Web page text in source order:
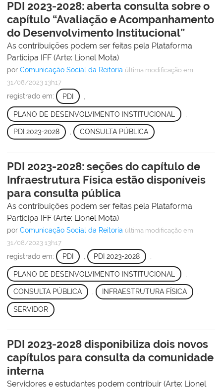
PDI 2023-2028: aberta consulta sobre o
capítulo “Avaliação e Acompanhamento
do Desenvolvimento Institucional”
As contribuições podem ser feitas pela Plataforma
Participa IFF (Arte: Lionel Mota)
por Comunicação Social da Reitoria última modificação em
31/08/2023 13h17
registrado em: PDI
PLANO DE DESENVOLVIMENTO INSTITUCIONAL
PDI 2023-2028 , CONSULTA PÚBLICA
PDI 2023-2028: seções do capítulo de
Infraestrutura Física estão disponíveis
para consulta pública
As contribuições podem ser feitas pela Plataforma
Participa IFF (Arte: Lionel Mota)
por Comunicação Social da Reitoria última modificação em
31/08/2023 13h17
registrado em: PDI PDI 2023-2028
PLANO DE DESENVOLVIMENTO INSTITUCIONAL
CONSULTA PÚBLICA , INFRAESTRUTURA FÍSICA ,
SERVIDOR
PDI 2023-2028 disponibiliza dois novos
capítulos para consulta da comunidade
interna
Servidores e estudantes podem contribuir (Arte: Lionel